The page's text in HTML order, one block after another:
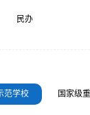
民办
范学校 国家级